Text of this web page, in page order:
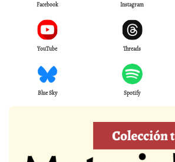
Facebook Instagram
YouTube Threads
Blue Sky Spotify